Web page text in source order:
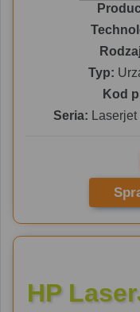
Typ:
Kod
Seria:
HP